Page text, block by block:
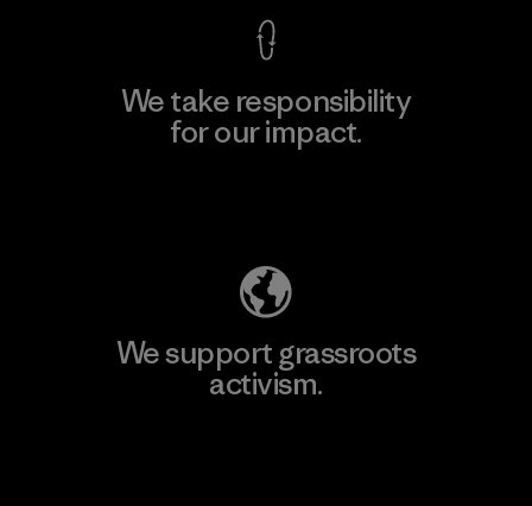
We take responsibility
for our impact.
We support grassroots
activism.